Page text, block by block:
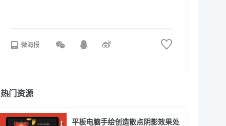
微海报
热门资源
平板电脑手绘创造散点阴影效果处